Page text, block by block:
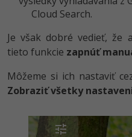
Cloud Search.
Je však dobré vedieť, že
tieto funkcie zapnúť
Môžeme si ich nastaviť
Zobraziť všetky